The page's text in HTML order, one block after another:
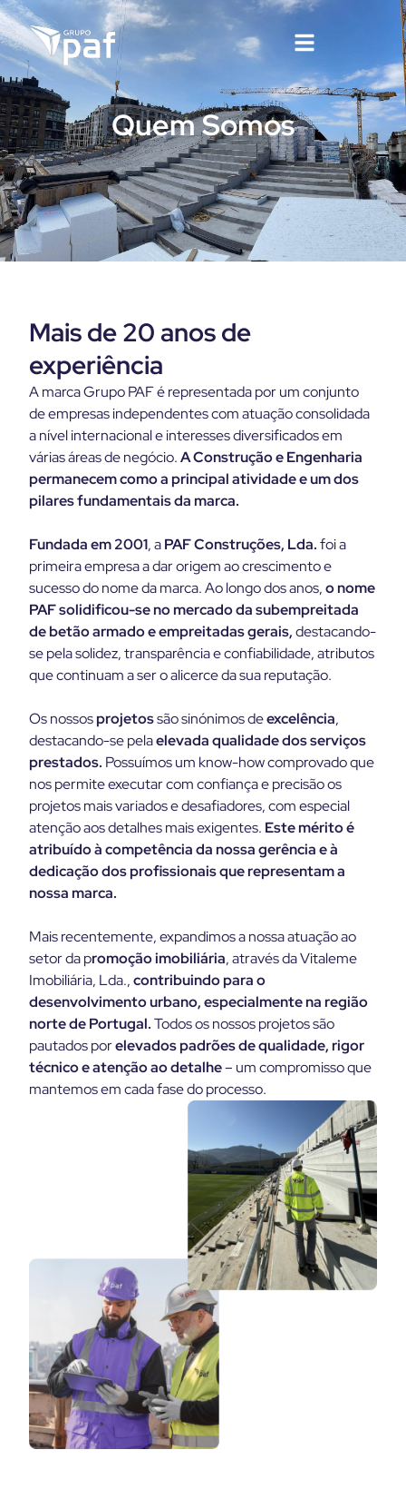
Quem Somos
Mais de 20 anos de
experiência
A marca Grupo PAF é representada por um conjunto
de empresas independentes com atuação consolidada
a nível internacional e interesses diversificados em
várias áreas de negócio.A Construção e Engenharia
permanecem como a principal atividade e um dos
pilares fundamentais da marca.
Fundada em 2001, aPAF Construções, Lda.foi a
primeira empresa a dar origem ao crescimento e
sucesso do nome da marca. Ao longo dos anos,o nome
PAF solidificou-se no mercado da subempreitada
de betão armado e empreitadas gerais,destacando-
se pela solidez, transparência e confiabilidade, atributos
que continuam a ser o alicerce da sua reputação.
Os nossosprojetossão sinónimos deexcelência,
destacando-se pelaelevada qualidade dos serviços
prestados. Possuímos um know-how comprovado que
nos permite executar com confiança e precisão os
projetos mais variados e desafiadores, com especial
atenção aos detalhes mais exigentes. Este mérito é
atribuído à competência da nossa gerência e à
dedicação dos profissionais que representam a
nossa marca.
Mais recentemente, expandimos a nossa atuação ao
setor da promoção imobiliária, através da Vitaleme
Imobiliária, Lda.,contribuindo para o
desenvolvimento urbano, especialmente na região
norte de Portugal.Todos os nossos projetos são
pautados porelevados padrões de qualidade, rigor
técnico e atenção ao detalhe– um compromisso que
mantemos em cada fase do processo.